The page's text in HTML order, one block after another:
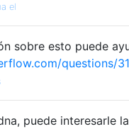
el
sobre esto puede
questions/
puede interesarle